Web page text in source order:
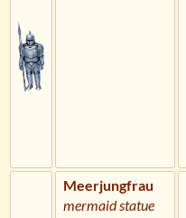
Meerjungfrau
mermaid statue